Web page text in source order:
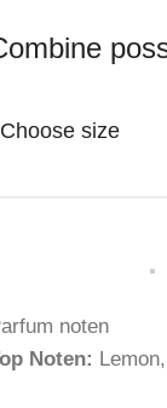
noten
Noten: